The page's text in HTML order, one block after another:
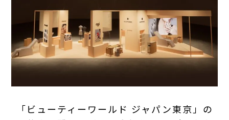
プライバシーポリシー
「ビューティーワールド ジャパン東京」の